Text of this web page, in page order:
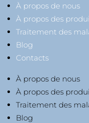
À propos de nous
À propos des
Traitement des
Blog
Contacts
À propos de nous
À propos des
Traitement des
Blog